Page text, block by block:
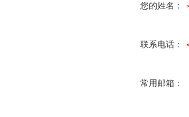
您的姓名：
联系电话：
常用邮箱：